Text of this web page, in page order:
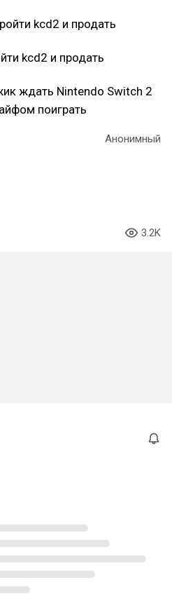
kcd2 и продать
kcd2 и продать
ждать Nintendo Switch 2
поиграть
Анонимный
3.2K